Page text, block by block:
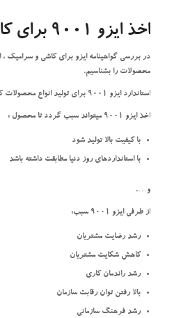
اخذ ایزو 9001 برای کاشی و سرامیک
در بررسی گواهینامه ایزو برای کاشی و سرامیک ،
محصولات را بشناسیم.
استاندارد ایزو 9001 برای تولید انواع محصولات کاربرد دارد.
اخذ ایزو 9001 میتواند سبب گردد تا محصول :
با کیفیت بالا تولید شود
با استانداردهای روز دنیا مطابقت داشته باشد
و….
از طرفی ایزو 9001 سبب:
رشد رضایت مشتریان
کاهش شکایت مشتریان
رشد راندمان کاری
بالا رفتن توان رقابت سازمان
رشد فرهنگ سازمانی